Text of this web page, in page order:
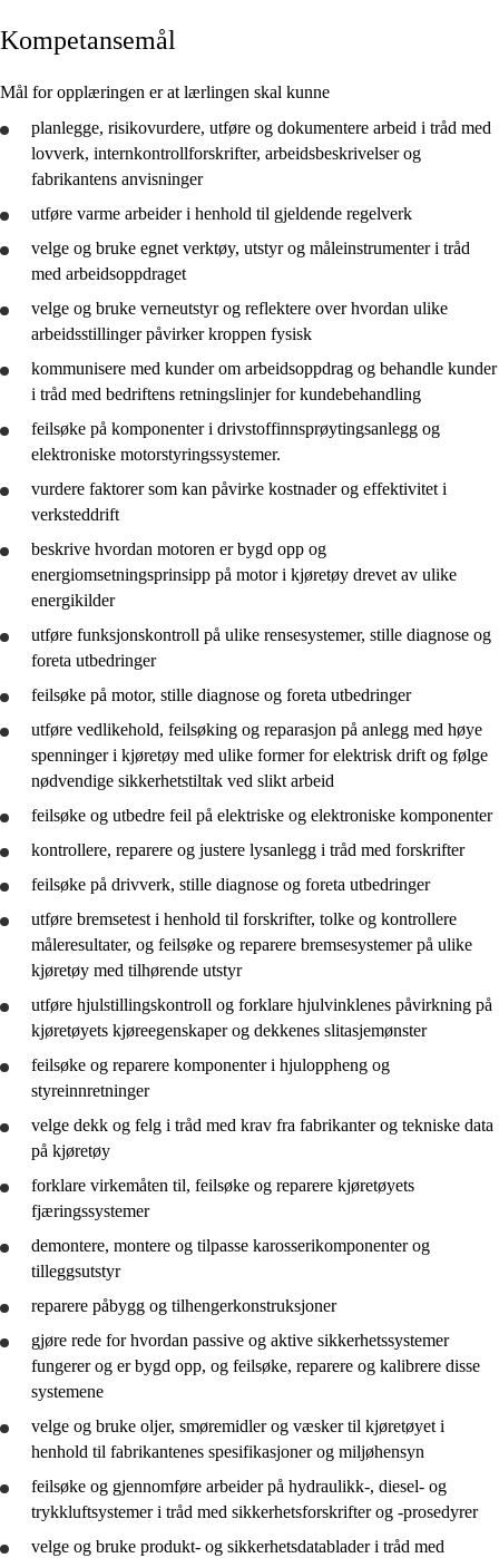
Kjerneelementer
Tverrfaglige temaer
Grunnleggende ferdigheter
Vg3 bilfaget, tunge kjøretøy
Kompetansemål
Mål for opplæringen er at lærlingen skal kunne
planlegge, risikovurdere, utføre og dokumentere arbeid i tråd med
lovverk, internkontrollforskrifter, arbeidsbeskrivelser og
fabrikantens anvisninger
utføre varme arbeider i henhold til gjeldende regelverk
velge og bruke egnet verktøy, utstyr og måleinstrumenter i tråd
med arbeidsoppdraget
velge og bruke verneutstyr og reflektere over hvordan ulike
arbeidsstillinger påvirker kroppen fysisk
kommunisere med kunder om arbeidsoppdrag og behandle kunder
i tråd med bedriftens retningslinjer for kundebehandling
feilsøke på komponenter i drivstoffinnsprøytingsanlegg og
elektroniske motorstyringssystemer.
vurdere faktorer som kan påvirke kostnader og effektivitet i
verksteddrift
beskrive hvordan motoren er bygd opp og
energiomsetningsprinsipp på motor i kjøretøy drevet av ulike
energikilder
utføre funksjonskontroll på ulike rensesystemer, stille diagnose og
foreta utbedringer
feilsøke på motor, stille diagnose og foreta utbedringer
utføre vedlikehold, feilsøking og reparasjon på anlegg med høye
spenninger i kjøretøy med ulike former for elektrisk drift og følge
nødvendige sikkerhetstiltak ved slikt arbeid
feilsøke og utbedre feil på elektriske og elektroniske komponenter
kontrollere, reparere og justere lysanlegg i tråd med forskrifter
feilsøke på drivverk, stille diagnose og foreta utbedringer
utføre bremsetest i henhold til forskrifter, tolke og kontrollere
måleresultater, og feilsøke og reparere bremsesystemer på ulike
kjøretøy med tilhørende utstyr
utføre hjulstillingskontroll og forklare hjulvinklenes påvirkning på
kjøretøyets kjøreegenskaper og dekkenes slitasjemønster
feilsøke og reparere komponenter i hjuloppheng og
styreinnretninger
velge dekk og felg i tråd med krav fra fabrikanter og tekniske data
på kjøretøy
forklare virkemåten til, feilsøke og reparere kjøretøyets
fjæringssystemer
demontere, montere og tilpasse karosserikomponenter og
tilleggsutstyr
reparere påbygg og tilhengerkonstruksjoner
gjøre rede forhvordan passive og aktive sikkerhetssystemer
fungerer og er bygd opp, og feilsøke, reparere og kalibrere disse
systemene
velge og bruke oljer, smøremidler og væsker til kjøretøyet i
henhold til fabrikantenes spesifikasjoner og miljøhensyn
feilsøke og gjennomføre arbeider på hydraulikk-, diesel- og
trykkluftsystemer i tråd med sikkerhetsforskrifter og -prosedyrer
velge og bruke produkt- og sikkerhetsdatablader i tråd med